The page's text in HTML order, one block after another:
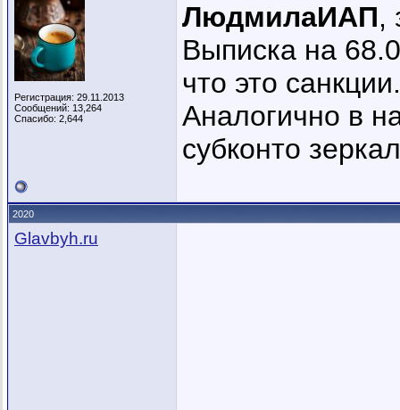
Регистрация: 29.11.2013
Сообщений: 13,264
Спасибо: 2,644
ЛюдмилаИАП,
Выписка на
что это санкции.
Аналогично в
субконто
2020
Glavbyh.ru